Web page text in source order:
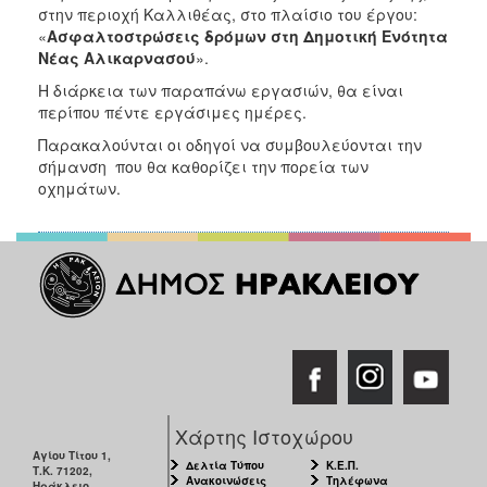
ΑΝΘΕΚΤΙΚΗ
στην περιοχή Καλλιθέας, στο πλαίσιο του έργου:
«Ασφαλτοστρώσεις δρόμων στη Δημοτική Ενότητα
Νέας Αλικαρνασού».
Η διάρκεια των παραπάνω εργασιών, θα είναι
περίπου πέντε εργάσιμες ημέρες.
Παρακαλούνται οι οδηγοί να συμβουλεύονται την
σήμανση που θα καθορίζει την πορεία των
οχημάτων.
Αγίου Τίτου 1,
Τ.Κ. 71202,
Χάρτης Ιστοχώρου
Δελτία Τύπου
Ανακοινώσεις
Κ.Ε.Π.
Τηλέφωνα